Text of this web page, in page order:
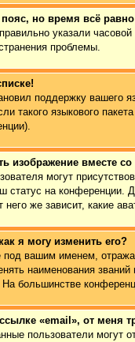
но время всё
указали
проблемы.
поддержку вашего
такого языкового
изображение вместе
могут
статус на конференции.
него же зависит, какие
я могу изменить его?
вашим именем,
наименования
большинстве
«email», от меня
пользователи